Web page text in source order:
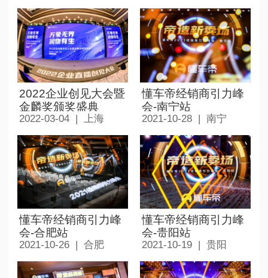
2022企业创见大会暨
金麟奖颁奖盛典
2022-03-04 | 上海
懂车帝经销商引力峰
会-南宁站
2021-10-28 | 南宁
懂车帝经销商引力峰
会-合肥站
2021-10-26 | 合肥
懂车帝经销商引力峰
会-贵阳站
2021-10-19 | 贵阳